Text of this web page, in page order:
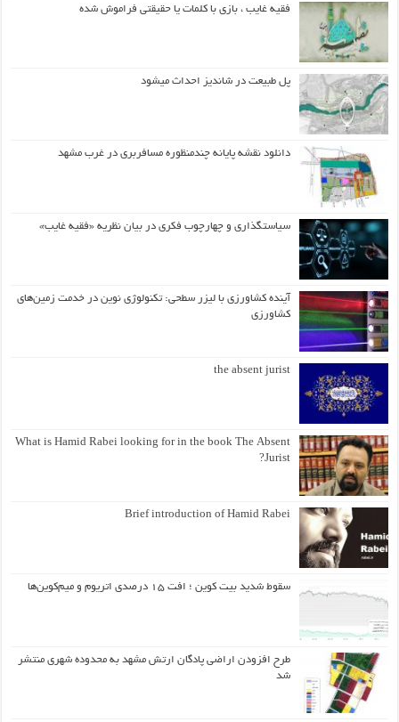
فقیه غایب ، بازی با کلمات یا حقیقتی فراموش شده
پل طبیعت در شاندیز احداث میشود
دانلود نقشه پایانه چندمنظوره مسافربری در غرب مشهد
سیاستگذاری و چهارچوب فکری در بیان نظریه «فقیه غایب»
آینده کشاورزی با لیزر سطحی: تکنولوژی نوین در خدمت زمین‌های
کشاورزی
the absent jurist
What is Hamid Rabei looking for in the book The Absent
Jurist?
Brief introduction of Hamid Rabei
سقوط شدید بیت کوین ؛ افت ۱۵ درصدی اتریوم و میم‌کوین‌ها
طرح افزودن اراضی پادگان ارتش مشهد به محدوده شهری منتشر
شد